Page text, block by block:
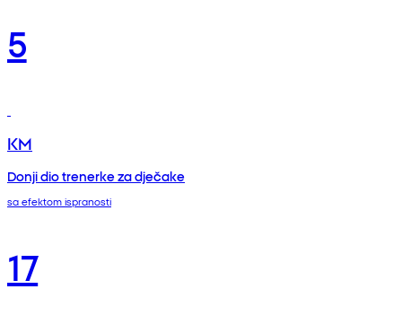
5
KM
Donji dio trenerke za dječake
sa efektom ispranosti
17